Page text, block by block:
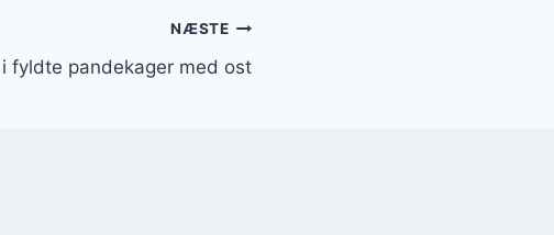
NÆSTE
fyldte pandekager med ost